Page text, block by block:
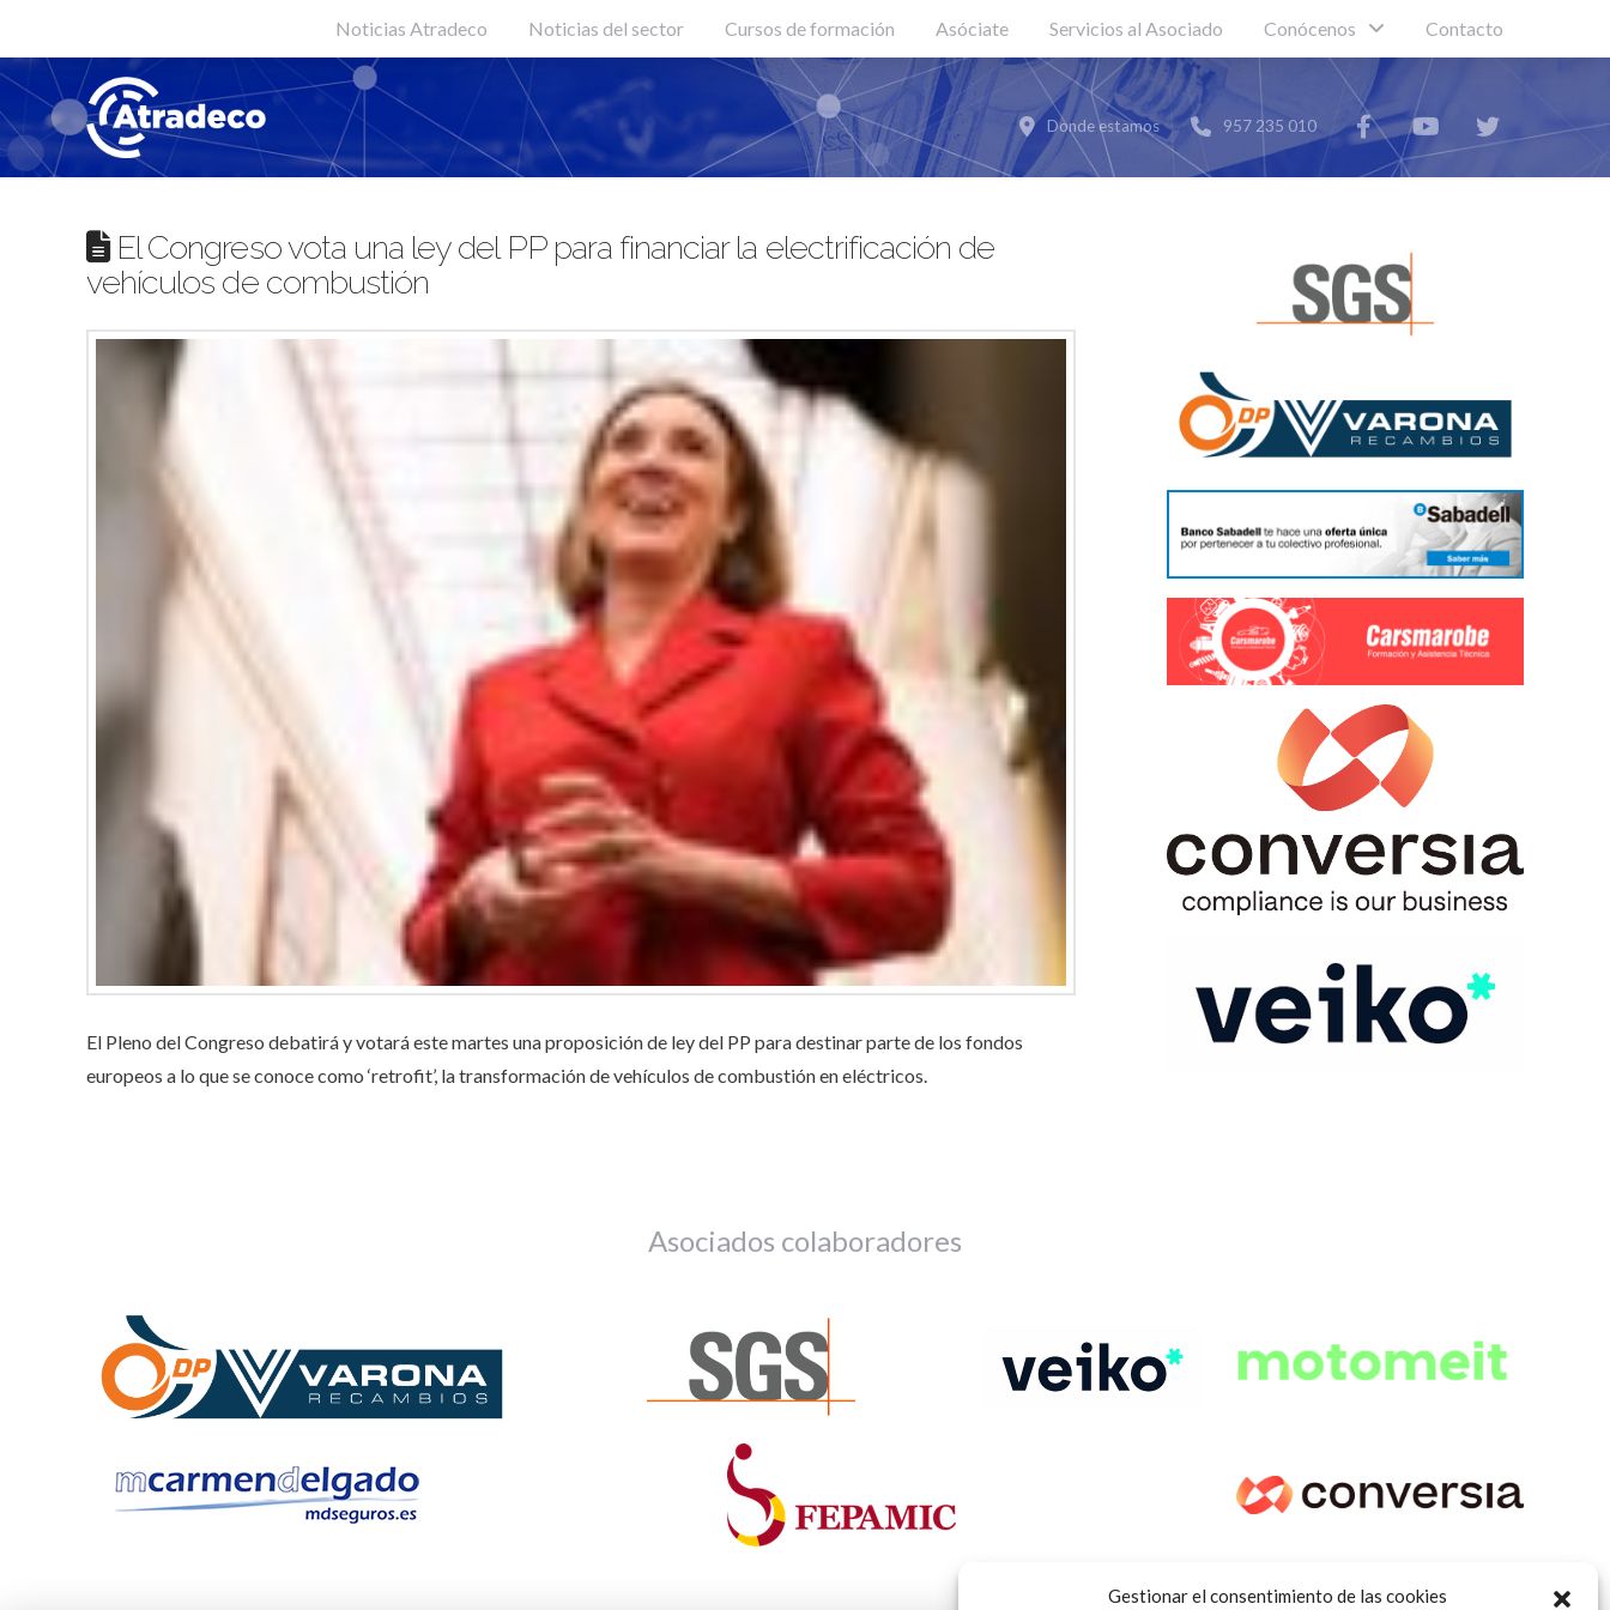
Gestionar el consentimiento de las cookies
Noticias Atradeco Noticias del sector Cursos de formación Asóciate Servicios al Asociado Conócenos Contacto
Donde estamos 957 235 010
El Congreso vota una ley del PP para financiar la electrificación de
vehículos de combustión
El Pleno del Congreso debatirá y votará este martes una proposición de ley del PP para destinar parte de los fondos
europeos a lo que se conoce como ‘retrofit’, la transformación de vehículos de combustión en eléctricos.
Asociados colaboradores